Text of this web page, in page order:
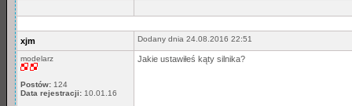
xjm Dodany dnia 24.08.2016 22:51
modelarz
Postów: 124
Data rejestracji: 10.01.16
Jakie ustawiłeś kąty silnika?